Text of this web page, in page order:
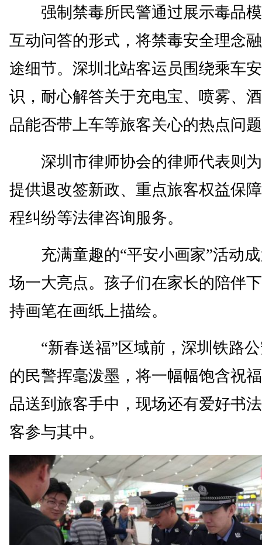
强制禁毒所民警通过展示毒品
互动问答的形式，将禁毒安全理念
途细节。深圳北站客运员围绕乘车
识，耐心解答关于充电宝、喷雾、
品能否带上车等旅客关心的热点问
深圳市律师协会的律师代表则
提供退改签新政、重点旅客权益保
程纠纷等法律咨询服务。
充满童趣的“平安小画家”活动成
场一大亮点。孩子们在家长的陪伴
持画笔在画纸上描绘。
“新春送福”区域前，深圳铁路公
的民警挥毫泼墨，将一幅幅饱含祝
品送到旅客手中，现场还有爱好书
客参与其中。